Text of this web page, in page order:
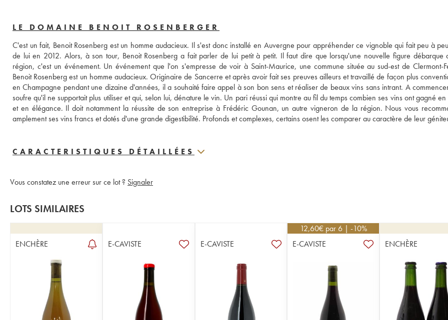
LE DOMAINE BENOIT ROSENBERGER
C'est un fait, Benoit Rosenberg est un homme audacieux. Il s'est donc installé en Auvergne pour appréhender ce vignoble qui fait peu à
de lui en 2012. Alors, à son tour, Benoit Rosenberg a fait parler de lui petit à petit. Il faut dire que lorsqu'une nouvelle figure débarque
région, c'est un événement. Un événement que l'on s'empresse de voir à Saint-Maurice, une commune située au sud-est de Clermont-
Benoit Rosenberg est un homme audacieux. Originaire de Sancerre et après avoir fait ses preuves ailleurs et travaillé de façon plus
en Champagne pendant une dizaine d'années, il a souhaité faire appel à son bon sens et réaliser de beaux vins sans intrant. A
soufre qu'il ne supportait plus utiliser et qui, selon lui, dénature le vin. Un pari réussi qui montre au fil du temps combien ses vins ont gagné en
et en élégance. Il doit notamment la réussite de son entreprise à Frédéric Gounan, un autre vigneron de la région. Nous vous
amplement ses vins francs et dotés d'une grande digestibilité. Profonds et complexes, certains osent les comparer au caractère de leur
CARACTERISTIQUES DÉTAILLÉES
Vous constatez une erreur sur ce lot ? Signaler
LOTS SIMILAIRES
ENCHÈRE E-CAVISTE E-CAVISTE
12,60€ par 6 | -10%
E-CAVISTE
ENCHÈRE